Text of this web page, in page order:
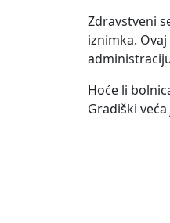
Zdravstveni
iznimka.
Hoće li
Gradiški